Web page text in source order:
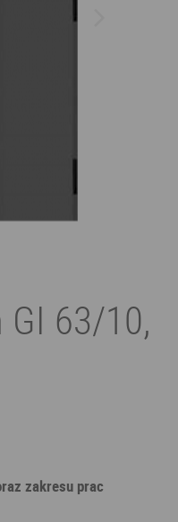
63/10,
zakresu prac